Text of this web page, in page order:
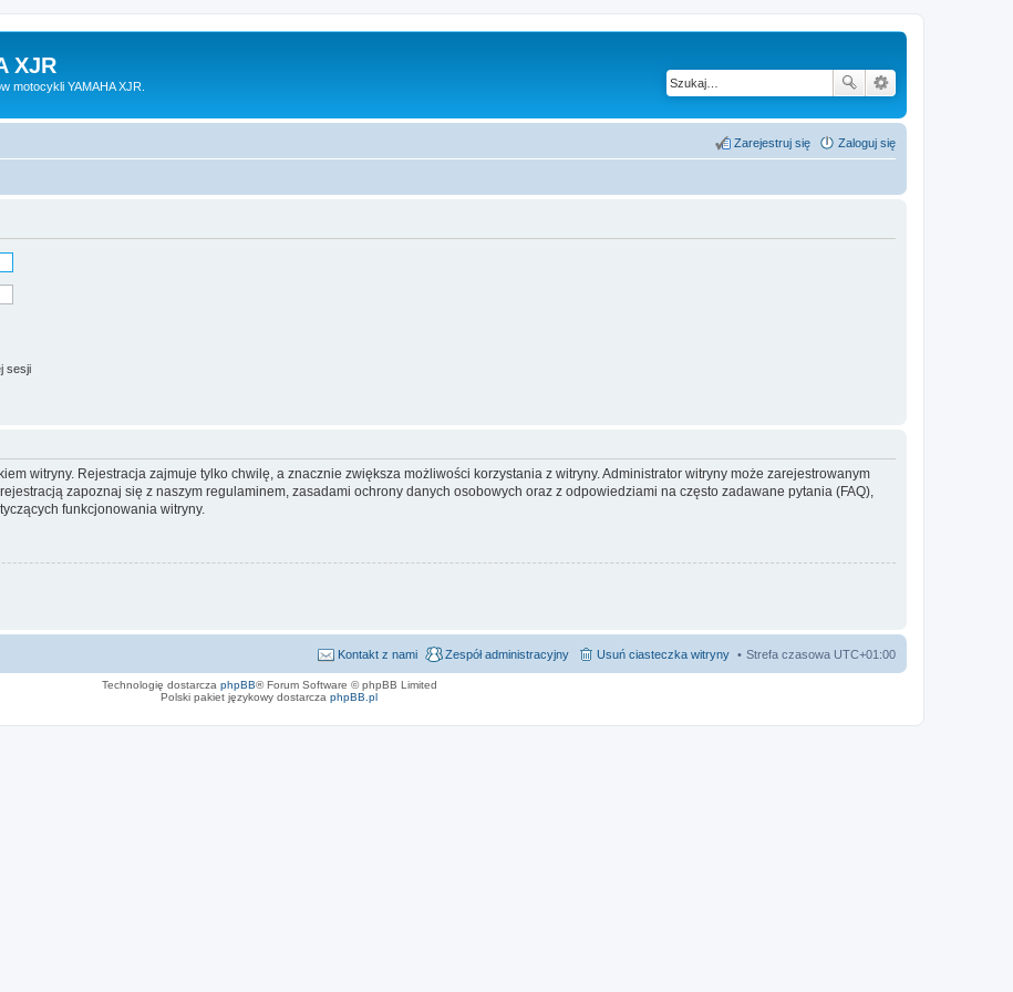
XJR
motocykli YAMAHA XJR.
Zaloguj się
Zarejestruj się
sesji
witryny. Rejestracja zajmuje tylko chwilę, a znacznie zwiększa możliwości korzystania z witryny. Administrator witryny może zarejestrowanym
zapoznaj się z naszym regulaminem, zasadami ochrony danych osobowych oraz z odpowiedziami na często zadawane pytania (FAQ),
funkcjonowania witryny.
Strefa czasowa UTC+01:00
Usuń ciasteczka witryny
Zespół administracyjny
Kontakt z nami
Technologię dostarcza phpBB® Forum Software © phpBB Limited
Polski pakiet językowy dostarcza phpBB.pl